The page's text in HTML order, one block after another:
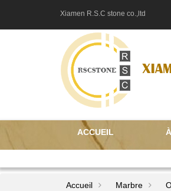
Xiamen R.S.C stone co.,ltd
ACCUEIL
Accueil Marbre